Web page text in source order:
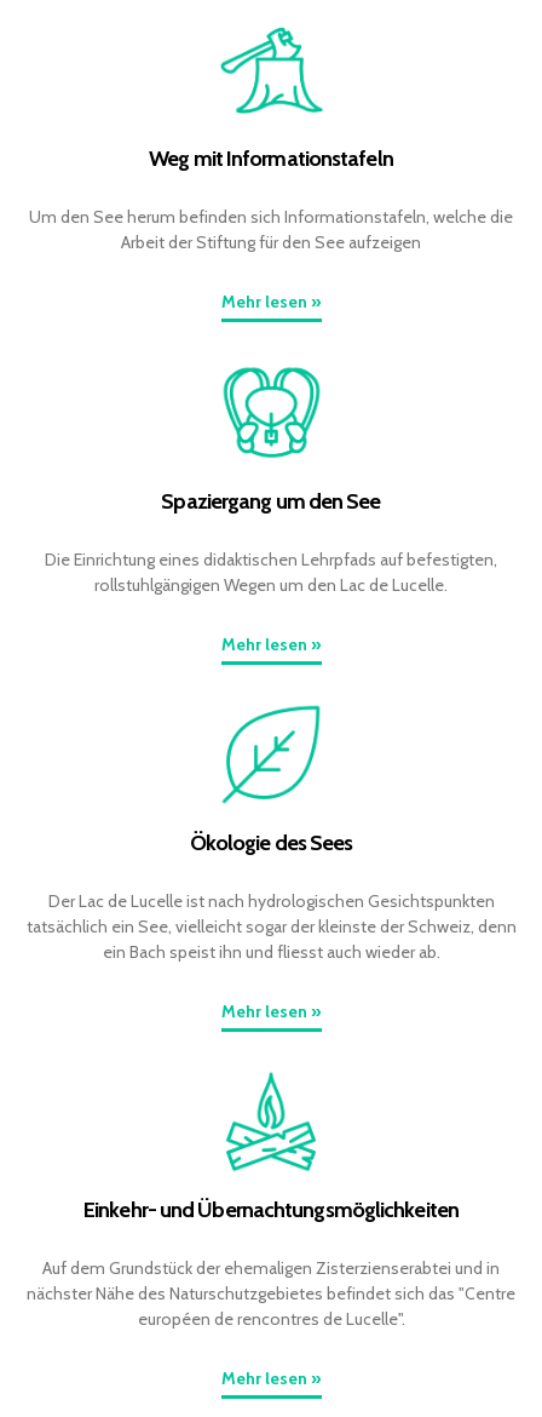
Weg mit Informationstafeln
Um den See herum befinden sich Informationstafeln, welche die
Arbeit der Stiftung für den See aufzeigen
Mehr lesen »
Spaziergang um den See
Die Einrichtung eines didaktischen Lehrpfads auf befestigten,
rollstuhlgängigen Wegen um den Lac de Lucelle.
Mehr lesen »
Ökologie des Sees
Der Lac de Lucelle ist nach hydrologischen Gesichtspunkten
tatsächlich ein See, vielleicht sogar der kleinste der Schweiz, denn
ein Bach speist ihn und fliesst auch wieder ab.
Mehr lesen »
Einkehr- und Übernachtungsmöglichkeiten
Auf dem Grundstück der ehemaligen Zisterzienserabtei und in
nächster Nähe des Naturschutzgebietes befindet sich das "Centre
européen de rencontres de Lucelle".
Mehr lesen »